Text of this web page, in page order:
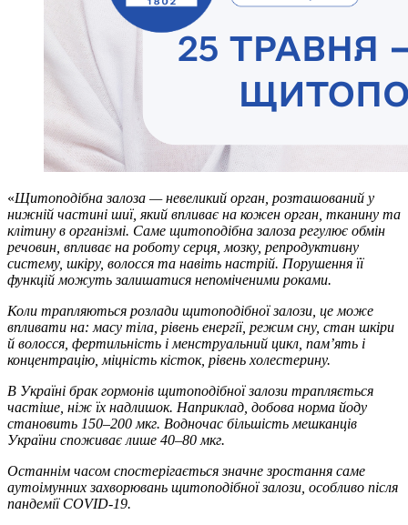
«Щитоподібна залоза — невеликий орган, розташований у
нижній частині шиї, який впливає на кожен орган, тканину та
клітину в організмі. Саме щитоподібна залоза регулює обмін
речовин, впливає на роботу серця, мозку, репродуктивну
систему, шкіру, волосся та навіть настрій. Порушення її
функцій можуть залишатися непоміченими роками.
Коли трапляються розлади щитоподібної залози, це може
впливати на: масу тіла, рівень енергії, режим сну, стан шкіри
й волосся, фертильність і менструальний цикл, пам’ять і
концентрацію, міцність кісток, рівень холестерину.
В Україні брак гормонів щитоподібної залози трапляється
частіше, ніж їх надлишок. Наприклад, добова норма йоду
становить 150–200 мкг. Водночас більшість мешканців
України споживає лише 40–80 мкг.
Останнім часом спостерігається значне зростання саме
аутоімунних захворювань щитоподібної залози, особливо після
пандемії COVID-19.